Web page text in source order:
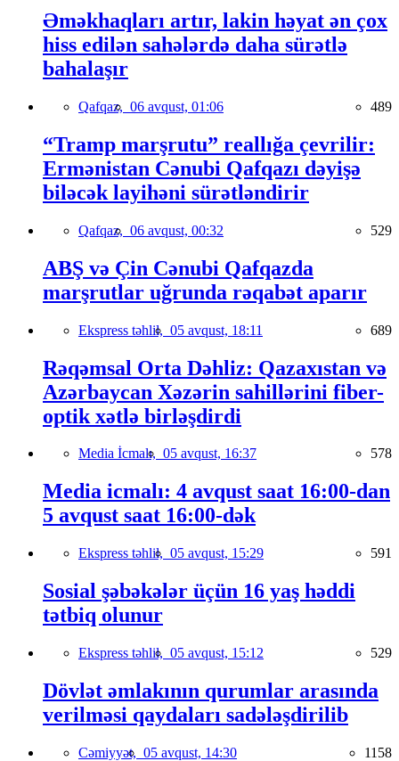
Əməkhaqları artır, lakin həyat ən çox
hiss edilən sahələrdə daha sürətlə
bahalaşır
Qafqaz, 06 avqust, 01:06 489
“Tramp marşrutu” reallığa çevrilir:
Ermənistan Cənubi Qafqazı dəyişə
biləcək layihəni sürətləndirir
Qafqaz, 06 avqust, 00:32 529
ABŞ və Çin Cənubi Qafqazda
marşrutlar uğrunda rəqabət aparır
Ekspress təhlil, 05 avqust, 18:11 689
Rəqəmsal Orta Dəhliz: Qazaxıstan və
Azərbaycan Xəzərin sahillərini fiber-
optik xətlə birləşdirdi
Media İcmalı, 05 avqust, 16:37 578
Media icmalı: 4 avqust saat 16:00-dan
5 avqust saat 16:00-dək
Ekspress təhlil, 05 avqust, 15:29 591
Sosial şəbəkələr üçün 16 yaş həddi
tətbiq olunur
Ekspress təhlil, 05 avqust, 15:12 529
Dövlət əmlakının qurumlar arasında
verilməsi qaydaları sadələşdirilib
Cəmiyyət, 05 avqust, 14:30 1158